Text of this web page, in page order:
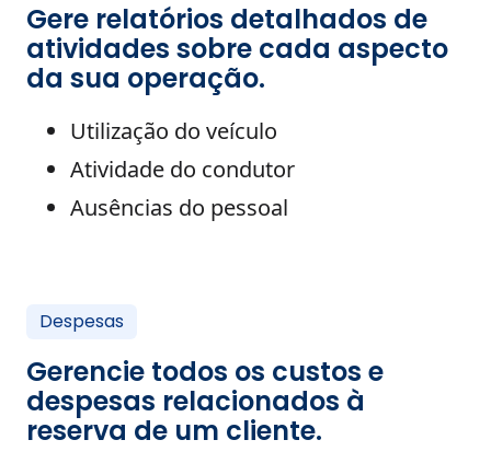
Gere relatórios detalhados de
atividades sobre cada aspecto
da sua operação.
Utilização do veículo
Atividade do condutor
Ausências do pessoal
Despesas
Gerencie todos os custos e
despesas relacionados à
reserva de um cliente.